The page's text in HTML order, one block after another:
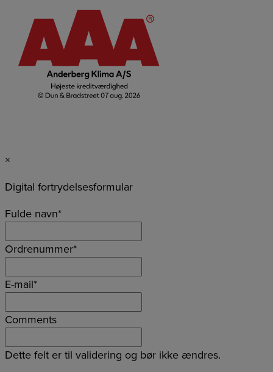
×
Digital fortrydelsesformular
Fulde navn*
Ordrenummer*
E-mail*
Comments
Dette felt er til validering og bør ikke ændres.